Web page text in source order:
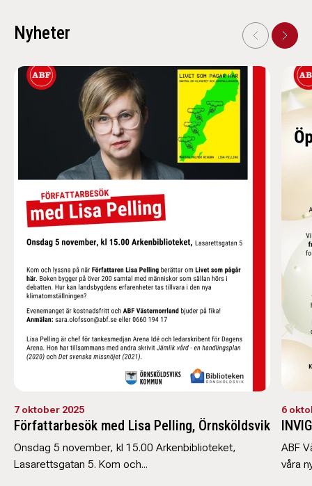
Nyheter
7 oktober 2025
Författarbesök med Lisa Pelling, Örnsköldsvik
Onsdag 5 november, kl 15.00 Arkenbiblioteket,
Lasarettsgatan 5. Kom och...
6
ABF
våra